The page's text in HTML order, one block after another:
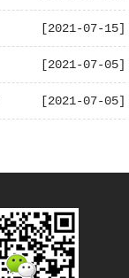
[2021-07-15]
[2021-07-05]
[2021-07-05]